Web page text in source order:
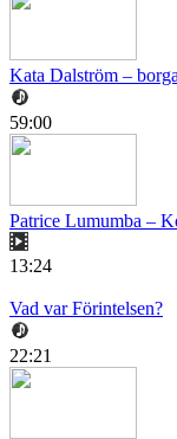
Kata Dalström –
59:00
Patrice Lumumba –
13:24
Vad var Förintelsen?
22:21